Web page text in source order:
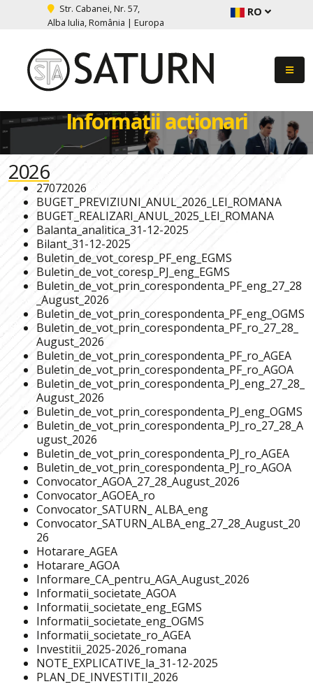
Str. Cabanei, Nr. 57,
Alba Iulia, România | Europa
RO
Informații acționari
2026
27072026
BUGET_PREVIZIUNI_ANUL_2026_LEI_ROMANA
BUGET_REALIZARI_ANUL_2025_LEI_ROMANA
Balanta_analitica_31-12-2025
Bilant_31-12-2025
Buletin_de_vot_coresp_PF_eng_EGMS
Buletin_de_vot_coresp_PJ_eng_EGMS
Buletin_de_vot_prin_corespondenta_PF_eng_27_28
_August_2026
Buletin_de_vot_prin_corespondenta_PF_eng_OGMS
Buletin_de_vot_prin_corespondenta_PF_ro_27_28_
August_2026
Buletin_de_vot_prin_corespondenta_PF_ro_AGEA
Buletin_de_vot_prin_corespondenta_PF_ro_AGOA
Buletin_de_vot_prin_corespondenta_PJ_eng_27_28_
August_2026
Buletin_de_vot_prin_corespondenta_PJ_eng_OGMS
Buletin_de_vot_prin_corespondenta_PJ_ro_27_28_A
ugust_2026
Buletin_de_vot_prin_corespondenta_PJ_ro_AGEA
Buletin_de_vot_prin_corespondenta_PJ_ro_AGOA
Convocator_AGOA_27_28_August_2026
Convocator_AGOEA_ro
Convocator_SATURN_ ALBA_eng
Convocator_SATURN_ALBA_eng_27_28_August_20
26
Hotarare_AGEA
Hotarare_AGOA
Informare_CA_pentru_AGA_August_2026
Informatii_societate_AGOA
Informatii_societate_eng_EGMS
Informatii_societate_eng_OGMS
Informatii_societate_ro_AGEA
Investitii_2025-2026_romana
NOTE_EXPLICATIVE_la_31-12-2025
PLAN_DE_INVESTITII_2026